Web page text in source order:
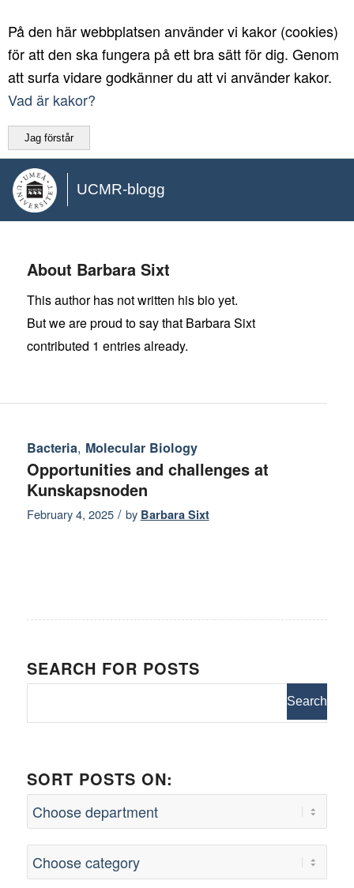
På den här webbplatsen använder vi kakor (cookies)
för att den ska fungera på ett bra sätt för dig. Genom
att surfa vidare godkänner du att vi använder kakor.
Vad är kakor?
Jag förstår
UCMR-blogg
About Barbara Sixt
This author has not written his bio yet.
But we are proud to say that Barbara Sixt
contributed 1 entries already.
Bacteria, Molecular Biology
Opportunities and challenges at
Kunskapsnoden
February 4, 2025 / by Barbara Sixt
SEARCH FOR POSTS
SORT POSTS ON: